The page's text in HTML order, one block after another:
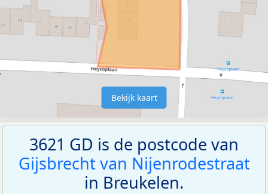
Bekijk kaart
3621 GD is de postcode van
Gijsbrecht van Nijenrodestraat
in Breukelen.